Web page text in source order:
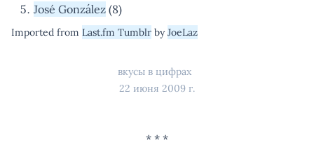
José González (8)
Imported from Last.fm Tumblr byJoeLaz
вкусы в цифрах
22 июня 2009 г.